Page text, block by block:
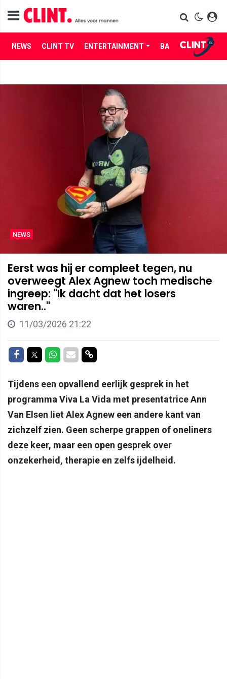
NEWS CLINT TV ENTERTAINMENT BABES LIFE
NEWS
Eerst was hij er compleet tegen, nu
overweegt Alex Agnew toch medische
ingreep: "Ik dacht dat het losers
waren.."
11/03/2026 21:22
Delen op Facebook
Delen op Twitter
Delen op Whatsapp
Delen via Mail
Delen via link
Tijdens een opvallend eerlijk gesprek in het
programma Viva La Vida met presentatrice Ann
Van Elsen liet Alex Agnew een andere kant van
zichzelf zien. Geen scherpe grappen of oneliners
deze keer, maar een open gesprek over
onzekerheid, therapie en zelfs ijdelheid.